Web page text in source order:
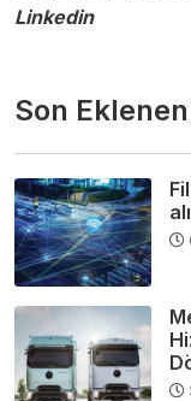
Linkedin
Son